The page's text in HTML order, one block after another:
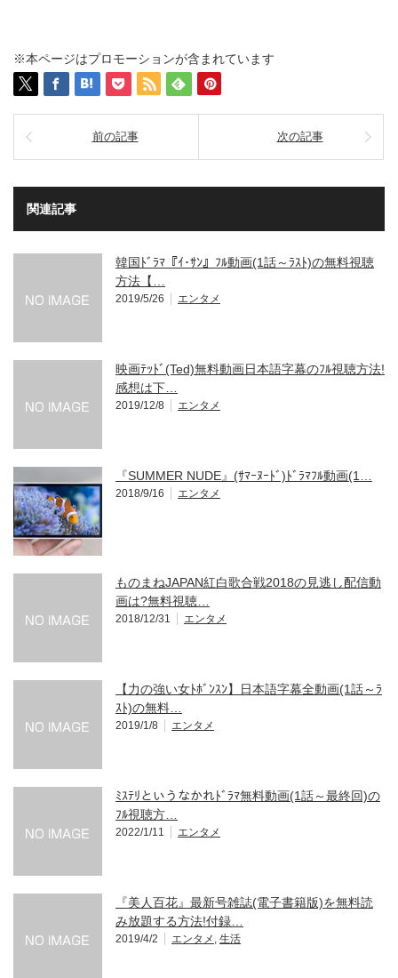
※本ページはプロモーションが含まれています
前の記事 次の記事
関連記事
韓国ﾄﾞﾗﾏ『ｲ･ｻﾝ』ﾌﾙ動画(1話～ﾗｽﾄ)の無料視聴
方法【…
2019/5/26 エンタメ
映画ﾃｯﾄﾞ(Ted)無料動画日本語字幕のﾌﾙ視聴方法!
感想は下…
2019/12/8 エンタメ
『SUMMER NUDE』(ｻﾏｰﾇｰﾄﾞ)ﾄﾞﾗﾏﾌﾙ動画(1…
2018/9/16 エンタメ
ものまねJAPAN紅白歌合戦2018の見逃し配信動
画は?無料視聴…
2018/12/31 エンタメ
【力の強い女ﾄﾎﾞﾝｽﾝ】日本語字幕全動画(1話～ﾗ
ｽﾄ)の無料…
2019/1/8 エンタメ
ﾐｽﾃﾘというなかれﾄﾞﾗﾏ無料動画(1話～最終回)の
ﾌﾙ視聴方…
2022/1/11 エンタメ
『美人百花』最新号雑誌(電子書籍版)を無料読
み放題する方法!付録…
2019/4/2 エンタメ , 生活